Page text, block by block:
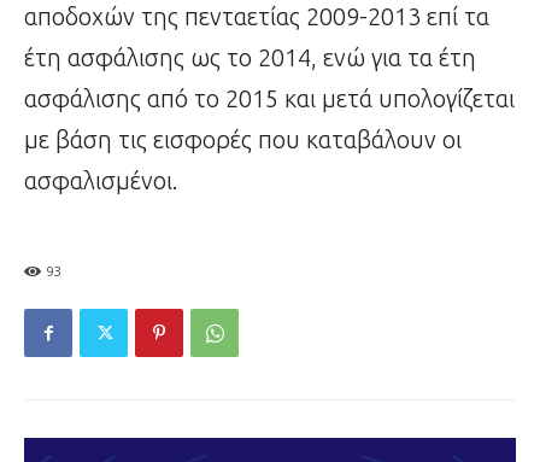
αποδοχών της πενταετίας 2009-2013 επί τα
έτη ασφάλισης ως το 2014, ενώ για τα έτη
ασφάλισης από το 2015 και μετά υπολογίζεται
με βάση τις εισφορές που καταβάλουν οι
ασφαλισμένοι.
93